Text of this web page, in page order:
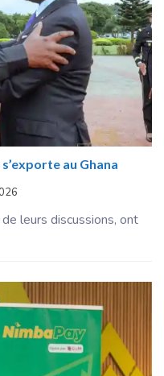
au Ghana
leurs discussions, ont